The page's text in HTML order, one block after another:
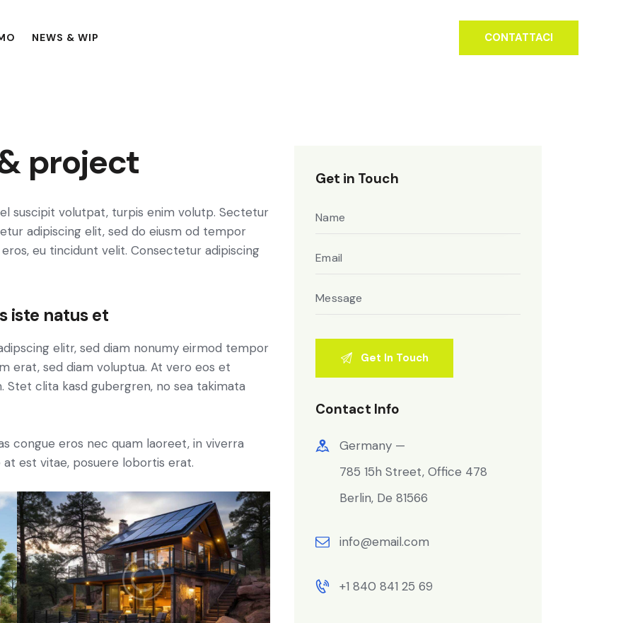
NEWS & WIP CONTATTACI
project
adipiscing elit, sed do eiusm od tempor
eu tincidunt velit. Consectetur adipiscing
iste natus et
elitr, sed diam nonumy eirmod tempor
erat, sed diam voluptua. At vero eos et
clita kasd gubergren, no sea takimata
congue eros nec quam laoreet, in viverra
est vitae, posuere lobortis erat.
Get in Touch
Contact Info
Germany —
785 15h Street, Office 478
Berlin, De 81566
info@email.com
+1 840 841 25 69